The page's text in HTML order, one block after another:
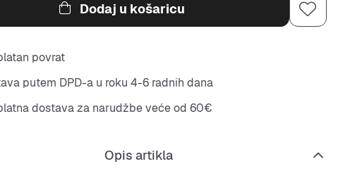
Dodaj u košaricu
povrat
putem DPD-a u roku 4-6 radnih dana
dostava za narudžbe veće od 60€
Opis artikla